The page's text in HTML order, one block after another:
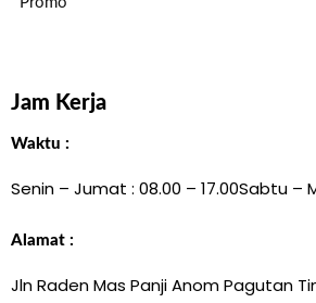
Jam Kerja
Waktu :
Senin – Jumat : 08.00 – 17.00Sabtu –
Alamat :
Jln Raden Mas Panji Anom Pagutan